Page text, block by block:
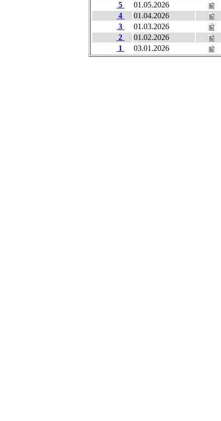
5
01.05.2026
4
01.04.2026
3
01.03.2026
2
01.02.2026
1
03.01.2026